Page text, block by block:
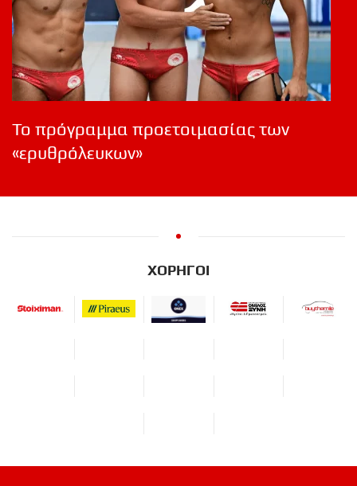
Το πρόγραμμα προετοιμασίας των
«ερυθρόλευκων»
ΧΟΡΗΓΟΙ